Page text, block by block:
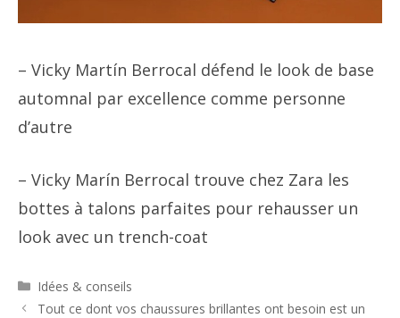
– Vicky Martín Berrocal défend le look de base
automnal par excellence comme personne
d’autre
– Vicky Marín Berrocal trouve chez Zara les
bottes à talons parfaites pour rehausser un
look avec un trench-coat
Catégories
Idées & conseils
Navigation
Tout ce dont vos chaussures brillantes ont besoin est un